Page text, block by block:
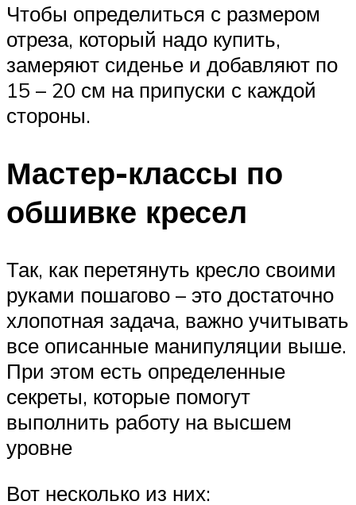
Чтобы определиться с размером
отреза, который надо купить,
замеряют сиденье и добавляют по
15 – 20 см на припуски с каждой
стороны.
Мастер-классы по
обшивке кресел
Так, как перетянуть кресло своими
руками пошагово – это достаточно
хлопотная задача, важно учитывать
все описанные манипуляции выше.
При этом есть определенные
секреты, которые помогут
выполнить работу на высшем
уровне
Вот несколько из них: